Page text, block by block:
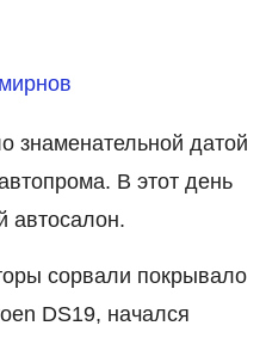
знаменательной датой
В этот день
автосалон.
сорвали покрывало
DS19, начался